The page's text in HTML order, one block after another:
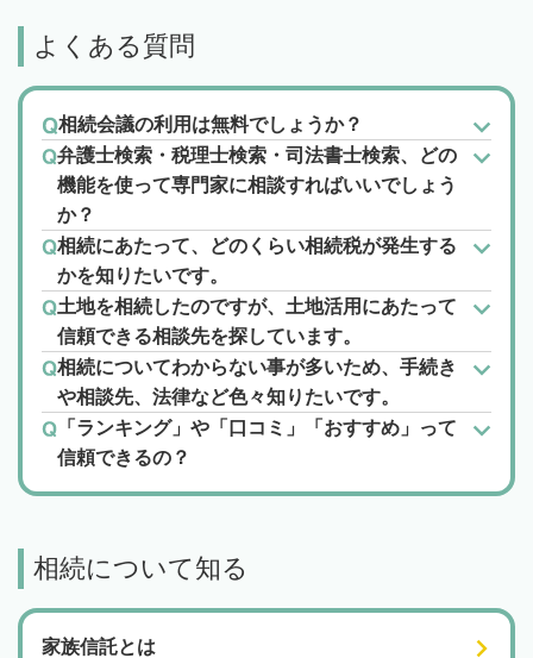
よくある質問
相続会議の利用は無料でしょうか？
弁護士検索・税理士検索・司法書士検索、どの
機能を使って専門家に相談すればいいでしょう
か？
相続にあたって、どのくらい相続税が発生する
かを知りたいです。
土地を相続したのですが、土地活用にあたって
信頼できる相談先を探しています。
相続についてわからない事が多いため、手続き
や相談先、法律など色々知りたいです。
「ランキング」や「口コミ」「おすすめ」って
信頼できるの？
相続について知る
家族信託とは